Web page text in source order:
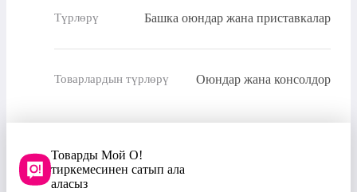
Түрлөрү Башка оюндар жана приставкалар
Товарлардын түрлөрү Оюндар жана консолдор
Товарды Мой О!
тиркемесинен сатып ала
аласыз